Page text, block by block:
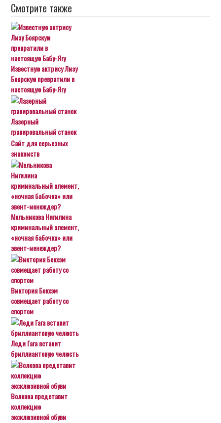
Смотрите также
Известную актрису Лизу
Боярскую превратили в
настоящую Бабу-Ягу
Лазерный
гравировальный станок
Сайт для серьезных
знакомств
Мельникова Нигилина
криминальный элемент,
«ночная бабочка» или
эвент-менеждер?
Виктория Бекхэм
совмещает работу со
спортом
Леди Гага вставит
бриллиантовую челюсть
Волкова представит
коллекцию
эксклюзивной обуви